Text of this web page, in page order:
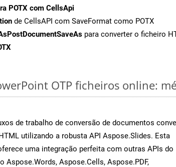
POTX com CellsApi
de CellsAPI com SaveFormat como POTX
para converter o ficheiro
OTP ficheiros online:
de trabalho de conversão de documentos
utilizando a robusta API Aspose.Slides. Esta
uma integração perfeita com outras APIs do
Aspose.Words, Aspose.Cells, Aspose.PDF,